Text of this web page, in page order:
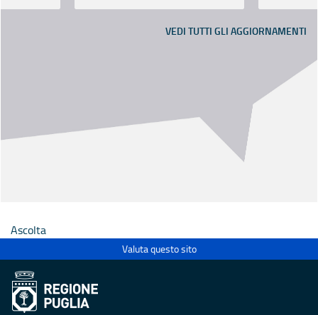
VEDI TUTTI GLI AGGIORNAMENTI
Ascolta
Valuta questo sito